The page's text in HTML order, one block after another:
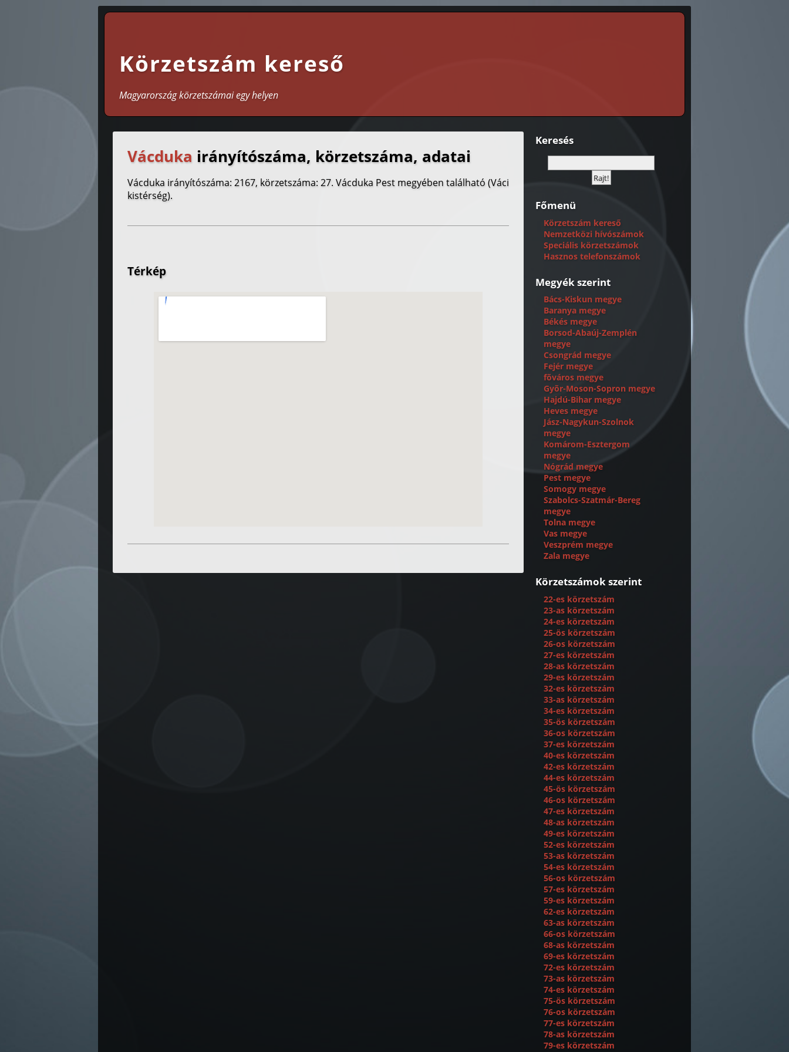
Körzetszám kereső
Magyarország körzetszámai egy helyen
Vácduka irányítószáma, körzetszáma, adatai
Vácduka irányítószáma: 2167, körzetszáma: 27. Vácduka Pest megyében található (Váci
kistérség).
Térkép
Keresés
Főmenü
Körzetszám kereső
Nemzetközi hívószámok
Speciális körzetszámok
Hasznos telefonszámok
Megyék szerint
Bács-Kiskun megye
Baranya megye
Békés megye
Borsod-Abaúj-Zemplén
megye
Csongrád megye
Fejér megye
fõváros megye
Gyõr-Moson-Sopron megye
Hajdú-Bihar megye
Heves megye
Jász-Nagykun-Szolnok
megye
Komárom-Esztergom
megye
Nógrád megye
Pest megye
Somogy megye
Szabolcs-Szatmár-Bereg
megye
Tolna megye
Vas megye
Veszprém megye
Zala megye
Körzetszámok szerint
22-es körzetszám
23-as körzetszám
24-es körzetszám
25-ös körzetszám
26-os körzetszám
27-es körzetszám
28-as körzetszám
29-es körzetszám
32-es körzetszám
33-as körzetszám
34-es körzetszám
35-ös körzetszám
36-os körzetszám
37-es körzetszám
40-es körzetszám
42-es körzetszám
44-es körzetszám
45-ös körzetszám
46-os körzetszám
47-es körzetszám
48-as körzetszám
49-es körzetszám
52-es körzetszám
53-as körzetszám
54-es körzetszám
56-os körzetszám
57-es körzetszám
59-es körzetszám
62-es körzetszám
63-as körzetszám
66-os körzetszám
68-as körzetszám
69-es körzetszám
72-es körzetszám
73-as körzetszám
74-es körzetszám
75-ös körzetszám
76-os körzetszám
77-es körzetszám
78-as körzetszám
79-es körzetszám